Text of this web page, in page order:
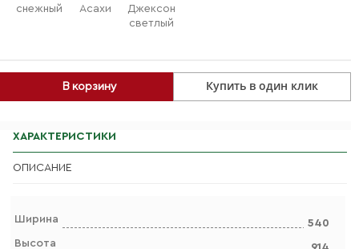
В корзину Купить в один клик
снежный
Асахи
Джексон
светлый
ХАРАКТЕРИСТИКИ
ОПИСАНИЕ
Ширина
540
Высота